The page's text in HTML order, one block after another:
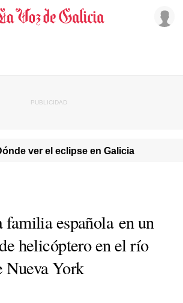
ver el eclipse en Galicia
familia española en un
helicóptero en el río
Nueva York